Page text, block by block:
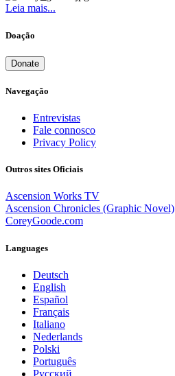
Leia mais...
Doação
Donate
Navegação
Entrevistas
Fale connosco
Privacy Policy
Outros sites Oficiais
Ascension Works TV
Ascension Chronicles (Graphic Novel)
CoreyGoode.com
Languages
Deutsch
English
Español
Français
Italiano
Nederlands
Polski
Português
Pусский